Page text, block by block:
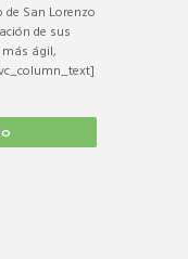
San Lorenzo
de sus
ágil,